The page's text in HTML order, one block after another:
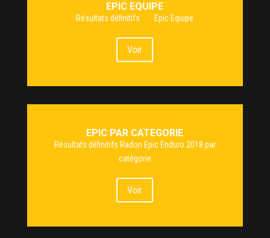
EPIC EQUIPE
Résultats définitifs Epic Equipe
Voir
EPIC PAR CATEGORIE
Résultats définitifs Radon Epic Enduro 2018 par
catégorie
Voir